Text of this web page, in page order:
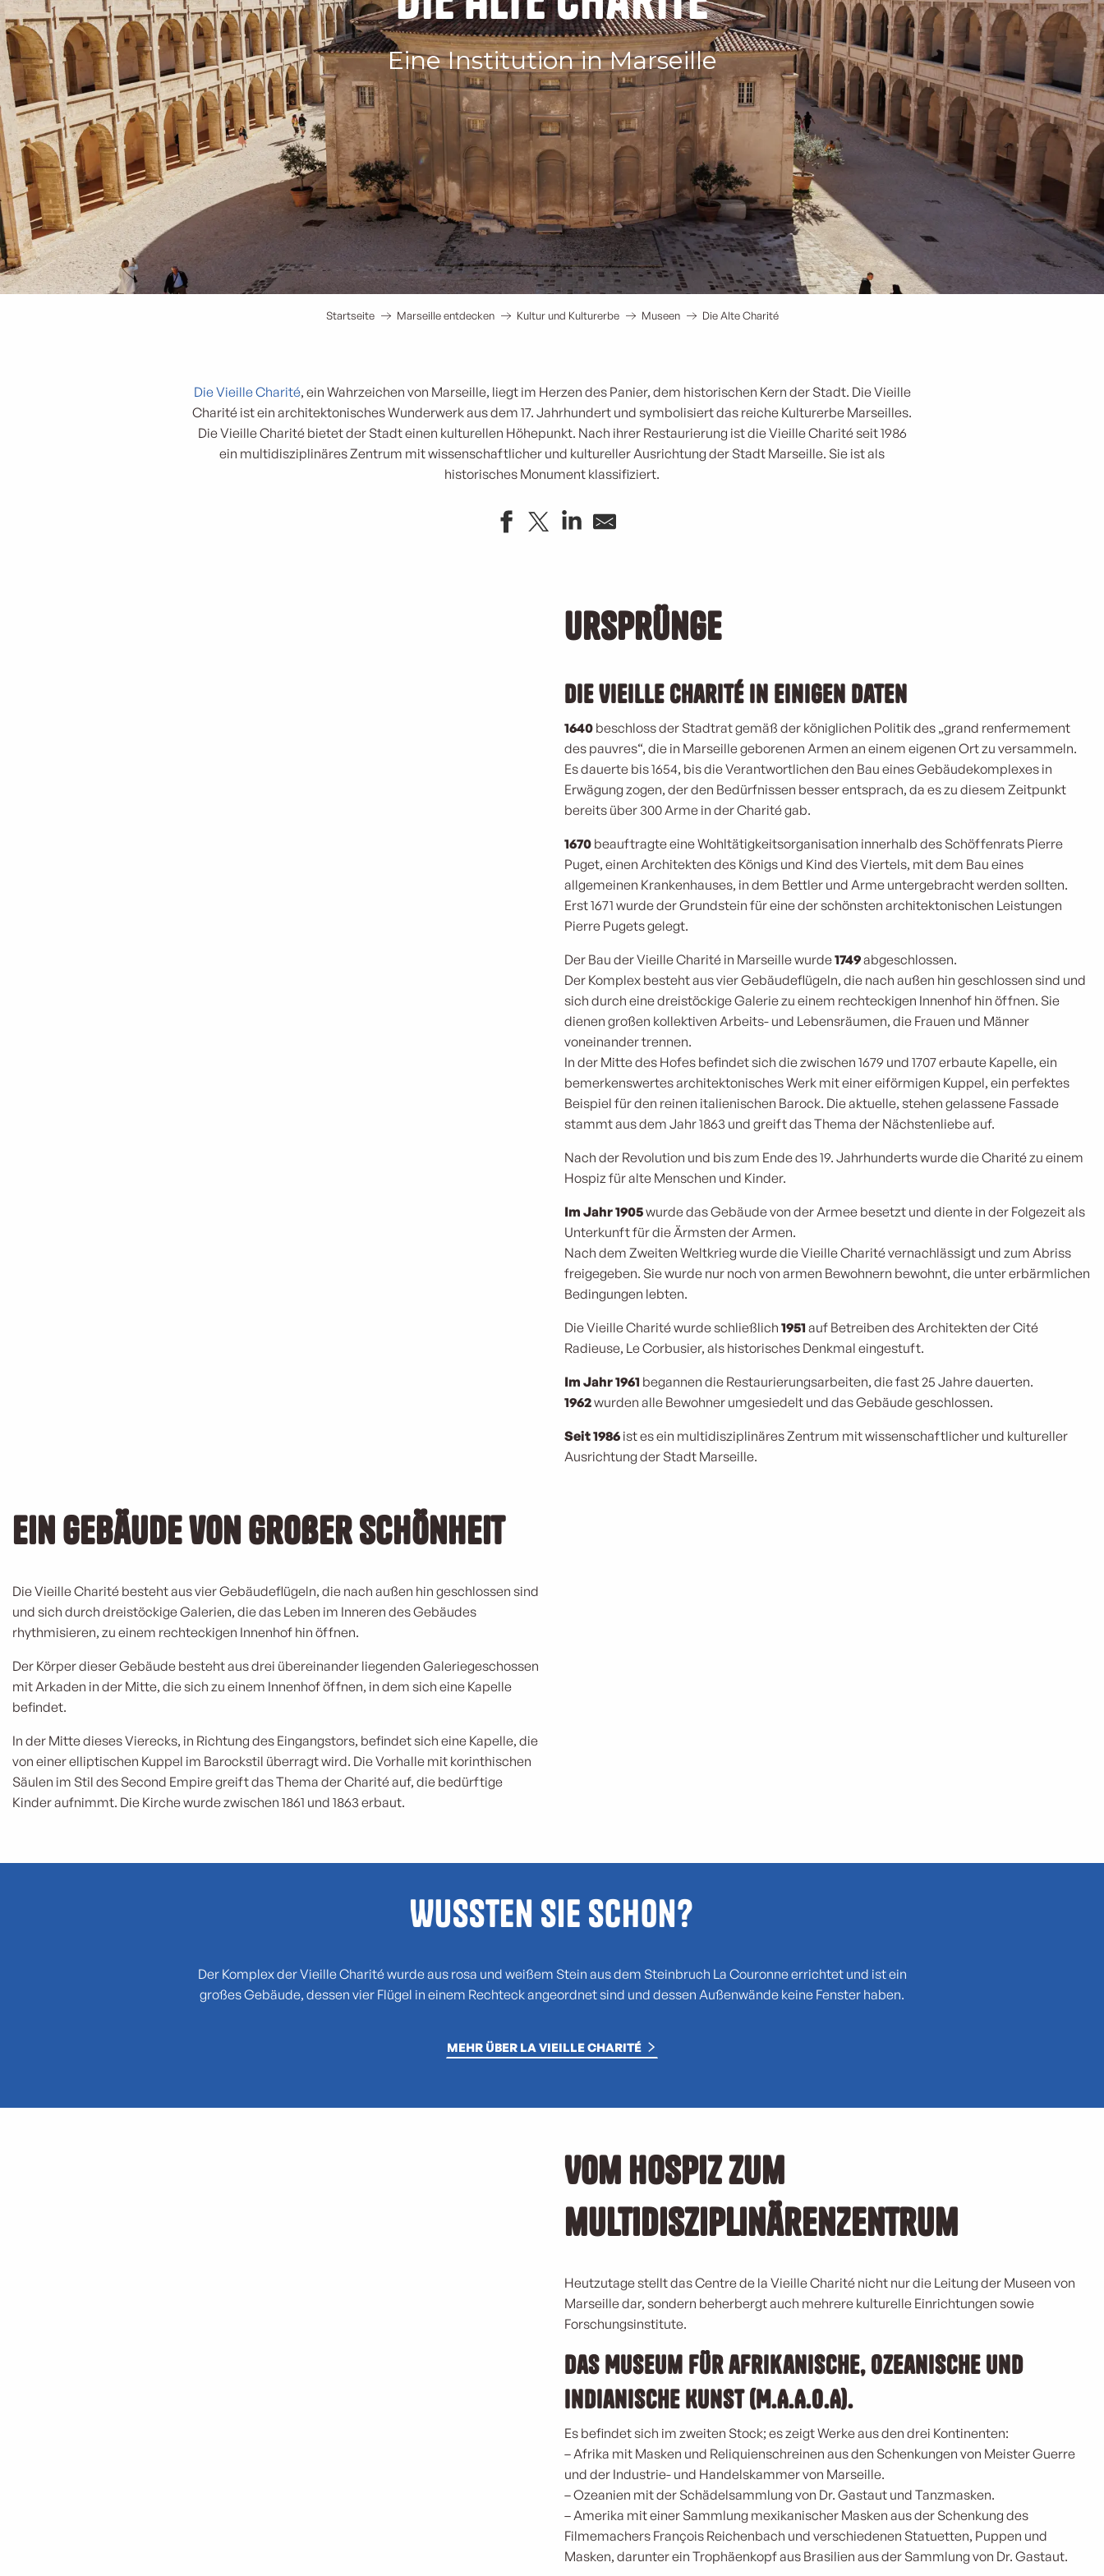
Eine Institution in Marseille
Startseite Marseille entdecken Kultur und Kulturerbe Museen Die Alte Charité
Die Vieille Charité, ein Wahrzeichen von Marseille, liegt im Herzen des Panier, dem historischen Kern der Stadt. Die Vieille
Charité ist ein architektonisches Wunderwerk aus dem 17. Jahrhundert und symbolisiert das reiche Kulturerbe Marseilles.
Die Vieille Charité bietet der Stadt einen kulturellen Höhepunkt. Nach ihrer Restaurierung ist die Vieille Charité seit 1986
ein multidisziplinäres Zentrum mit wissenschaftlicher und kultureller Ausrichtung der Stadt Marseille. Sie ist als
historisches Monument klassifiziert.
Ursprünge
Die Vieille Charité in einigen Daten
1640 beschloss der Stadtrat gemäß der königlichen Politik des „grand renfermement
des pauvres“, die in Marseille geborenen Armen an einem eigenen Ort zu versammeln.
Es dauerte bis 1654, bis die Verantwortlichen den Bau eines Gebäudekomplexes in
Erwägung zogen, der den Bedürfnissen besser entsprach, da es zu diesem Zeitpunkt
bereits über 300 Arme in der Charité gab.
1670 beauftragte eine Wohltätigkeitsorganisation innerhalb des Schöffenrats Pierre
Puget, einen Architekten des Königs und Kind des Viertels, mit dem Bau eines
allgemeinen Krankenhauses, in dem Bettler und Arme untergebracht werden sollten.
Erst 1671 wurde der Grundstein für eine der schönsten architektonischen Leistungen
Pierre Pugets gelegt.
Der Bau der Vieille Charité in Marseille wurde1749abgeschlossen.
Der Komplex besteht aus vier Gebäudeflügeln, die nach außen hin geschlossen sind und
sich durch eine dreistöckige Galerie zu einem rechteckigen Innenhof hin öffnen. Sie
dienen großen kollektiven Arbeits- und Lebensräumen, die Frauen und Männer
voneinander trennen.
In der Mitte des Hofes befindet sich die zwischen 1679 und 1707 erbaute Kapelle, ein
bemerkenswertes architektonisches Werk mit einer eiförmigen Kuppel, ein perfektes
Beispiel für den reinen italienischen Barock. Die aktuelle, stehen gelassene Fassade
stammt aus dem Jahr 1863 und greift das Thema der Nächstenliebe auf.
Nach der Revolution und bis zum Ende des 19. Jahrhunderts wurde die Charité zu einem
Hospiz für alte Menschen und Kinder.
Im Jahr 1905wurde das Gebäude von der Armee besetzt und diente in der Folgezeit als
Unterkunft für die Ärmsten der Armen.
Nach dem Zweiten Weltkrieg wurde die Vieille Charité vernachlässigt und zum Abriss
freigegeben. Sie wurde nur noch von armen Bewohnern bewohnt, die unter erbärmlichen
Bedingungen lebten.
Die Vieille Charité wurde schließlich 1951 auf Betreiben des Architekten der Cité
Radieuse, Le Corbusier, als historisches Denkmal eingestuft.
Im Jahr 1961 begannen die Restaurierungsarbeiten, die fast 25 Jahre dauerten.
1962wurden alle Bewohner umgesiedelt und das Gebäude geschlossen.
Seit 1986 ist es ein multidisziplinäres Zentrum mit wissenschaftlicher und kultureller
Ausrichtung der Stadt Marseille.
Ein Gebäude von großer Schönheit
Die Vieille Charité besteht aus vier Gebäudeflügeln, die nach außen hin geschlossen sind
und sich durch dreistöckige Galerien, die das Leben im Inneren des Gebäudes
rhythmisieren, zu einem rechteckigen Innenhof hin öffnen.
Der Körper dieser Gebäude besteht aus drei übereinander liegenden Galeriegeschossen
mit Arkaden in der Mitte, die sich zu einem Innenhof öffnen, in dem sich eine Kapelle
befindet.
In der Mitte dieses Vierecks, in Richtung des Eingangstors, befindet sich eine Kapelle, die
von einer elliptischen Kuppel im Barockstil überragt wird. Die Vorhalle mit korinthischen
Säulen im Stil des Second Empire greift das Thema der Charité auf, die bedürftige
Kinder aufnimmt. Die Kirche wurde zwischen 1861 und 1863 erbaut.
Wussten Sie schon?
Der Komplex der Vieille Charité wurde aus rosa und weißem Stein aus dem Steinbruch La Couronne errichtet und ist ein
großes Gebäude, dessen vier Flügel in einem Rechteck angeordnet sind und dessen Außenwände keine Fenster haben.
MEHR ÜBER LA VIEILLE CHARITÉ
Vom Hospiz zum
multidisziplinärenZentrum
Heutzutage stellt das Centre de la Vieille Charité nicht nur die Leitung der Museen von
Marseille dar, sondern beherbergt auch mehrere kulturelle Einrichtungen sowie
Forschungsinstitute.
Das Museum für afrikanische, ozeanische und
indianische Kunst (M.A.A.O.A).
Es befindet sich im zweiten Stock; es zeigt Werke aus den drei Kontinenten:
– Afrika mit Masken und Reliquienschreinen aus den Schenkungen von Meister Guerre
und der Industrie- und Handelskammer von Marseille.
– Ozeanien mit der Schädelsammlung von Dr. Gastaut und Tanzmasken.
– Amerika mit einer Sammlung mexikanischer Masken aus der Schenkung des
Filmemachers François Reichenbach und verschiedenen Statuetten, Puppen und
Masken, darunter ein Trophäenkopf aus Brasilien aus der Sammlung von Dr. Gastaut.